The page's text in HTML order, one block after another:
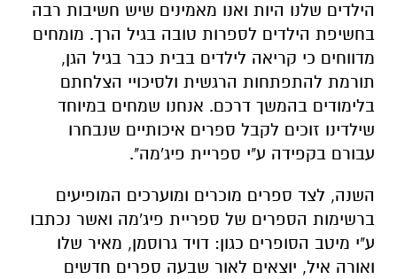
הילדים שלנו היות ואנו מאמינים שיש חשיבות רבה
בחשיפת הילדים לספרות טובה בגיל הרך. מומחים
מדווחים כי קריאה לילדים בבית כבר בגיל הגן,
תורמת להתפתחות הרגשית ולסיכויי הצלחתם
בלימודים בהמשך דרכם. אנחנו שמחים במיוחד
שילדינו זוכים לקבל ספרים איכותיים שנבחרו
עבורם בקפידה ע"י ספריית פיג'מה".
השנה, לצד ספרים מוכרים ומוערכים המופיעים
ברשימות הספרים של ספריית פיג'מה ואשר נכתבו
ע"י מיטב הסופרים כגון: דויד גרוסמן, מאיר שלו
ואורה איל, יוצאים לאור שבעה ספרים חדשים